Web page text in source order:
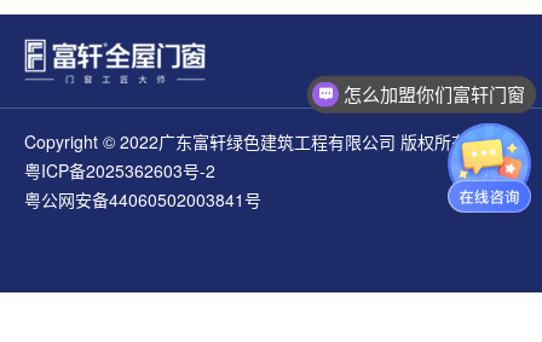
Copyright © 2022广东富轩绿色建筑工程有限公司 版权所有
粤ICP备2025362603号-2
粤公网安备44060502003841号
怎么加盟你们富轩门窗